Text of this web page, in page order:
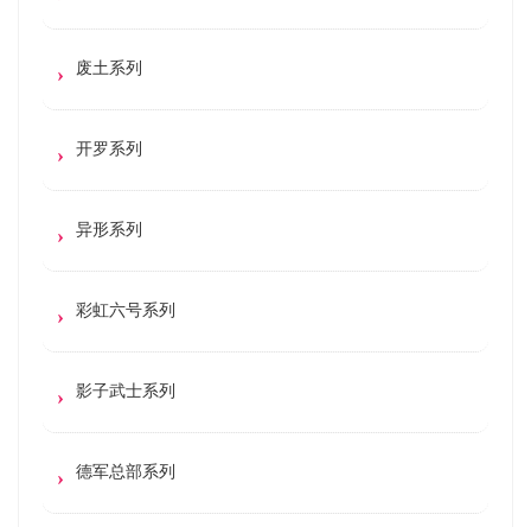
废土系列
开罗系列
异形系列
彩虹六号系列
影子武士系列
德军总部系列